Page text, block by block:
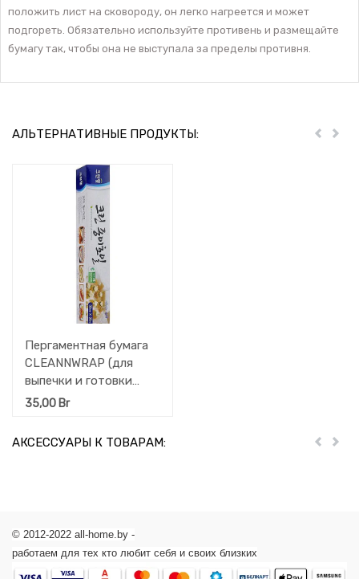
положить лист на сковороду, он легко нагреется и может
подгореть. Обязательно используйте противень и размещайте
бумагу так, чтобы она не выступала за пределы противня.
АЛЬТЕРНАТИВНЫЕ ПРОДУКТЫ: Пред
Пергаментная бумага
CLEANNWRAP (для
выпечки и готовки
пищи без масла) 30 см.
35,00 Br
АКСЕССУАРЫ К ТОВАРАМ: Пред
© 2012-2022 all-home.by -
работаем для тех кто любит себя и своих близких